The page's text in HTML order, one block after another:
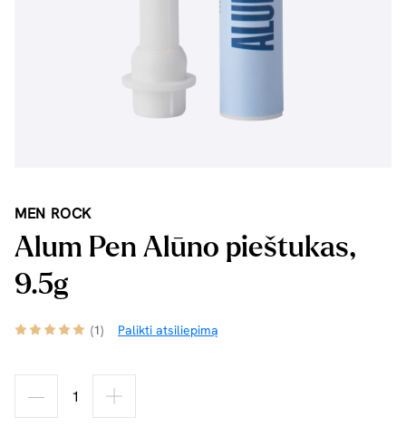
MEN ROCK
Alum Pen Alūno pieštukas,
9.5g
(1) Palikti atsiliepimą